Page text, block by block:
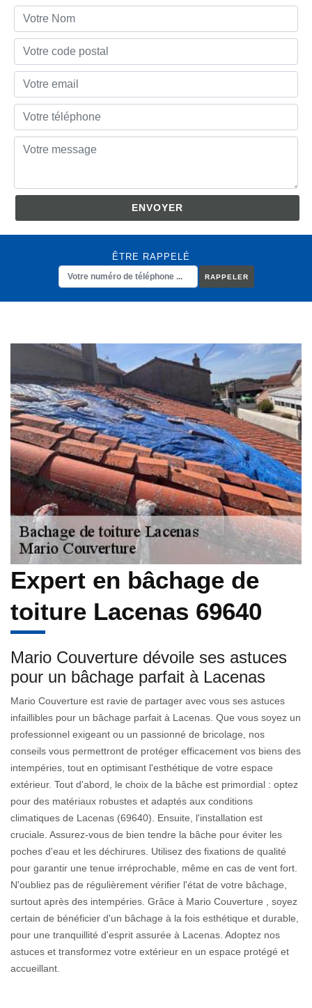
ÊTRE RAPPELÉ
Expert en bâchage de
toiture Lacenas 69640
Mario Couverture dévoile ses astuces
pour un bâchage parfait à Lacenas
Mario Couverture est ravie de partager avec vous ses astuces
infaillibles pour un bâchage parfait à Lacenas. Que vous soyez un
professionnel exigeant ou un passionné de bricolage, nos
conseils vous permettront de protéger efficacement vos biens des
intempéries, tout en optimisant l'esthétique de votre espace
extérieur. Tout d'abord, le choix de la bâche est primordial : optez
pour des matériaux robustes et adaptés aux conditions
climatiques de Lacenas (69640). Ensuite, l'installation est
cruciale. Assurez-vous de bien tendre la bâche pour éviter les
poches d'eau et les déchirures. Utilisez des fixations de qualité
pour garantir une tenue irréprochable, même en cas de vent fort.
N'oubliez pas de régulièrement vérifier l'état de votre bâchage,
surtout après des intempéries. Grâce à Mario Couverture , soyez
certain de bénéficier d'un bâchage à la fois esthétique et durable,
pour une tranquillité d'esprit assurée à Lacenas. Adoptez nos
astuces et transformez votre extérieur en un espace protégé et
accueillant.